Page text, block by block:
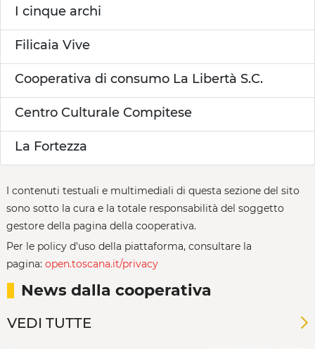
I cinque archi
Filicaia Vive
Cooperativa di consumo La Libertà S.C.
Centro Culturale Compitese
La Fortezza
I contenuti testuali e multimediali di questa sezione del sito
sono sotto la cura e la totale responsabilità del soggetto
gestore della pagina della cooperativa.
Per le policy d'uso della piattaforma, consultare la
pagina: open.toscana.it/privacy
News dalla cooperativa
VEDI TUTTE